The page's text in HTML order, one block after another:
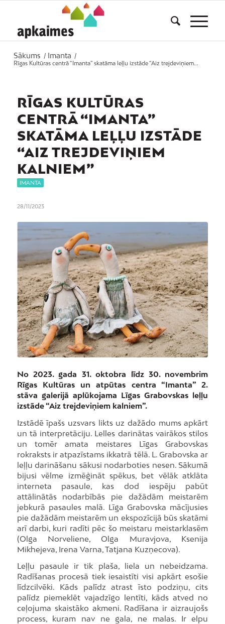
Sākums / Imanta
/
Rīgas Kultūras centrā “Imanta” skatāma leļļu izstāde “Aiz trejdeviņiem...
RĪGAS KULTŪRAS
CENTRĀ “IMANTA”
SKATĀMA LEĻĻU IZSTĀDE
“AIZ TREJDEVIŅIEM
KALNIEM”
IMANTA
28/11/2023
No 2023. gada 31. oktobra līdz 30. novembrim
Rīgas Kultūras un atpūtas centra “Imanta” 2.
stāva galerijā aplūkojama Līgas Grabovskas leļļu
izstāde “Aiz trejdeviņiem kalniem”.
Izstādē īpašs uzsvars likts uz dažādo mums apkārt
un tā interpretāciju. Lelles darinātas vairākos stilos
un tomēr amata meistares Līgas Grabovskas
rokraksts ir atpazīstams ikkatrā tēlā. L. Grabovska ar
leļļu darināšanu sākusi nodarboties nesen. Sākumā
bijusi vēlme izmēģināt spēkus, bet vēlāk atklāta
interneta pasaule, kas dod iespēju pabūt
attālinātās nodarbībās pie dažādām meistarēm
jebkurā pasaules malā. Līga Grabovska mācījusies
pie dažādām meistarēm un ekspozīcijā būs skatāmi
arī darbi, kuri radīti pēc šo meistaru meistarklasēm
(Olga Norveliene, Olga Muravjova, Ksenija
Mikhejeva, Irena Varna, Tatjana Kuzņecova).
Leļļu pasaule ir tik plaša, liela un nebeidzama.
Radīšanas procesā tiek iesaistīti visi apkārt esošie
līdzcilvēki. Kāds palīdz atrast īsto podziņu, cits
palīdz piemeklēt vajadzīgo lentīti, kāds atved no
ceļojuma skaistāko akmeni. Radīšana ir aizraujošs
process, kuram nav ne gala, ne malas. Ir elpu